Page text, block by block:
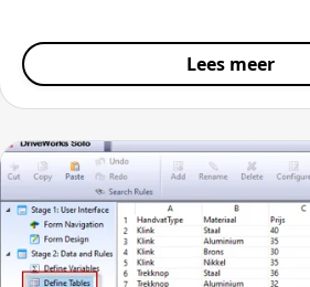
Lees meer